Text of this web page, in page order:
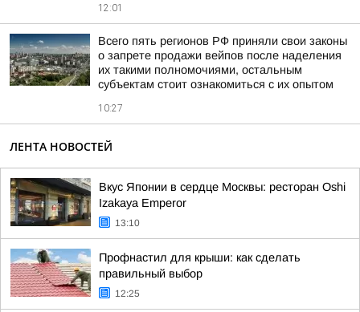
12:01
Всего пять регионов РФ приняли свои законы
о запрете продажи вейпов после наделения
их такими полномочиями, остальным
субъектам стоит ознакомиться с их опытом
10:27
ЛЕНТА НОВОСТЕЙ
Вкус Японии в сердце Москвы: ресторан Oshi
Izakaya Emperor
13:10
Профнастил для крыши: как сделать
правильный выбор
12:25